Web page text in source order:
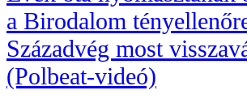
a Birodalom
Századvég most
(Polbeat-videó)